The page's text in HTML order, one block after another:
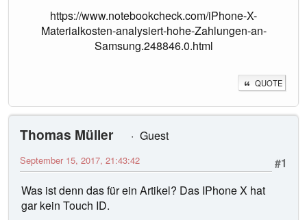
https://www.notebookcheck.com/iPhone-X-
Materialkosten-analysiert-hohe-Zahlungen-an-
Samsung.248846.0.html
QUOTE
Thomas Müller
Guest
#1
September 15, 2017, 21:43:42
Was ist denn das für ein Artikel? Das IPhone X hat
gar kein Touch ID.